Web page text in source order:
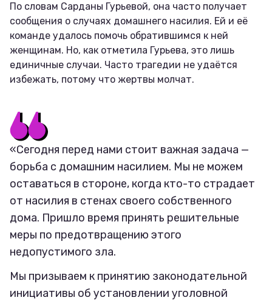
По словам Сарданы Гурьевой, она часто получает
сообщения о случаях домашнего насилия. Ей и её
команде удалось помочь обратившимся к ней
женщинам. Но, как отметила Гурьева, это лишь
единичные случаи. Часто трагедии не удаётся
избежать, потому что жертвы молчат.
«Сегодня перед нами стоит важная задача —
борьба с домашним насилием. Мы не можем
оставаться в стороне, когда кто-то страдает
от насилия в стенах своего собственного
дома. Пришло время принять решительные
меры по предотвращению этого
недопустимого зла.
Мы призываем к принятию законодательной
инициативы об установлении уголовной